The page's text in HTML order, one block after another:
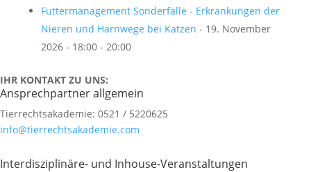
Futtermanagement Sonderfälle - Erkrankungen der
Nieren und Harnwege bei Katzen - 19. November
2026 - 18:00 - 20:00
IHR KONTAKT ZU UNS:
Ansprechpartner allgemein
Tierrechtsakademie: 0521 / 5220625
info@tierrechtsakademie.com
Interdisziplinäre- und Inhouse-Veranstaltungen